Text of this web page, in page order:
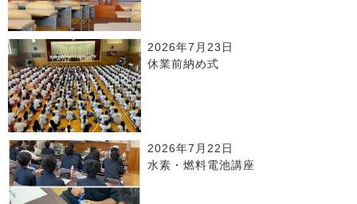
2026年7月23日
休業前納め式
2026年7月22日
水素・燃料電池講座